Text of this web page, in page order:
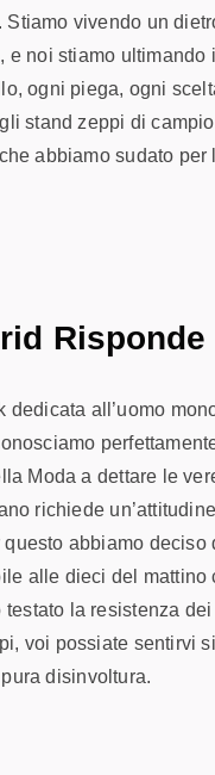
vivendo un
noi stiamo
ogni piega, ogni
stand zeppi di
abbiamo sudato per
Risponde
all’uomo
Moda a dettare le
richiede
abbiamo
alle dieci del mattino
la resistenza
voi possiate sentirvi
disinvoltura.